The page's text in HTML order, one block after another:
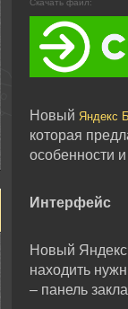
Скачать файл:
Новый Яндекс
которая
особенности
Интерфейс
Новый Яндекс
находить
– панель